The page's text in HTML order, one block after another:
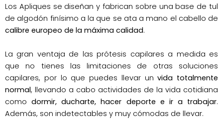
Los Apliques se diseñan y fabrican sobre una base de tul
de algodón finísimo a la que se ata a mano el cabello de
calibre europeo de la máxima calidad.
La gran ventaja de las prótesis capilares a medida es
que no tienes las limitaciones de otras soluciones
capilares, por lo que puedes llevar unvida totalmente
normal, llevando a cabo actividades de la vida cotidiana
comodormir, ducharte, hacer deporte e ir a trabajar.
Además, son indetectables y muy cómodas de llevar.